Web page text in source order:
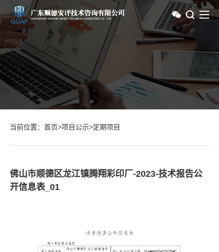
当前位置： 首页>项目公示>定期项目
佛山市顺德区龙江镇腾翔彩印厂-2023-技术报告公
开信息表_01